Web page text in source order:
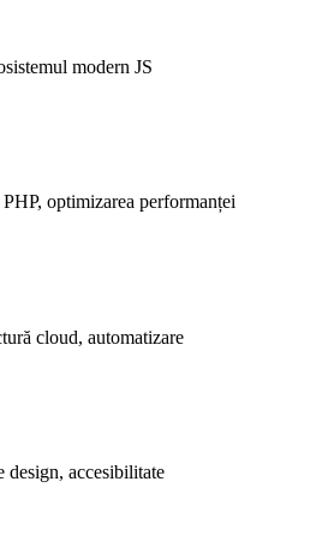
modern JS
optimizarea performanței
cloud, automatizare
design, accesibilitate